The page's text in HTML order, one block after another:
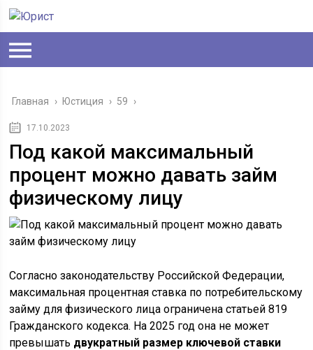
Главная › Юстиция › 59 ›
17.10.2023
Под какой максимальный
процент можно давать займ
физическому лицу
Согласно законодательству Российской Федерации,
максимальная процентная ставка по потребительскому
займу для физического лица ограничена статьей 819
Гражданского кодекса. На 2025 год она не может
превышать двукратный размер ключевой ставки